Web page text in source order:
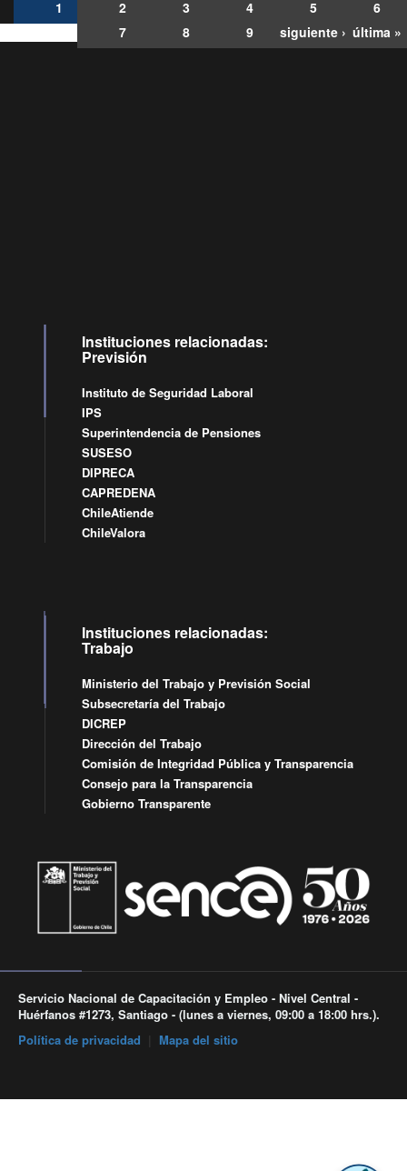
1 2 3 4 5
6
7
8 9 siguiente › última »
Instituciones relacionadas:
Previsión
Instituto de Seguridad Laboral
IPS
Superintendencia de Pensiones
SUSESO
DIPRECA
CAPREDENA
ChileAtiende
ChileValora
Instituciones relacionadas:
Trabajo
Ministerio del Trabajo y Previsión Social
Subsecretaría del Trabajo
DICREP
Dirección del Trabajo
Comisión de Integridad Pública y Transparencia
Consejo para la Transparencia
Gobierno Transparente
Servicio Nacional de Capacitación y Empleo - Nivel Central -
Huérfanos #1273, Santiago - (lunes a viernes, 09:00 a 18:00 hrs.).
Política de privacidad
Mapa del sitio